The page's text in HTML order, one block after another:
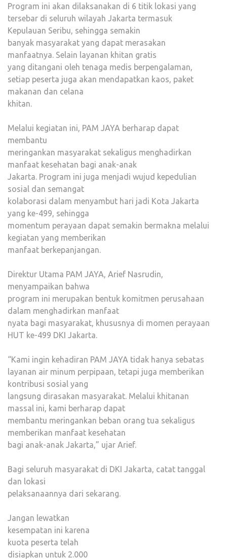
Program ini akan dilaksanakan di 6 titik lokasi yang
tersebar di seluruh wilayah Jakarta termasuk
Kepulauan Seribu, sehingga semakin
banyak masyarakat yang dapat merasakan
manfaatnya. Selain layanan khitan gratis
yang ditangani oleh tenaga medis berpengalaman,
setiap peserta juga akan mendapatkan kaos, paket
makanan dan celana
khitan.
Melalui kegiatan ini, PAM JAYA berharap dapat
membantu
meringankan masyarakat sekaligus menghadirkan
manfaat kesehatan bagi anak-anak
Jakarta. Program ini juga menjadi wujud kepedulian
sosial dan semangat
kolaborasi dalam menyambut hari jadi Kota Jakarta
yang ke-499, sehingga
momentum perayaan dapat semakin bermakna melalui
kegiatan yang memberikan
manfaat berkepanjangan.
Direktur Utama PAM JAYA, Arief Nasrudin,
menyampaikan bahwa
program ini merupakan bentuk komitmen perusahaan
dalam menghadirkan manfaat
nyata bagi masyarakat, khususnya di momen perayaan
HUT ke-499 DKI Jakarta.
“Kami ingin kehadiran PAM JAYA tidak hanya sebatas
layanan air minum perpipaan, tetapi juga memberikan
kontribusi sosial yang
langsung dirasakan masyarakat. Melalui khitanan
massal ini, kami berharap dapat
membantu meringankan beban orang tua sekaligus
memberikan manfaat kesehatan
bagi anak-anak Jakarta,” ujar Arief.
Bagi seluruh masyarakat di DKI Jakarta, catat tanggal
dan lokasi
pelaksanaannya dari sekarang.
Jangan lewatkan
kesempatan ini karena
kuota peserta telah
disiapkan untuk 2.000